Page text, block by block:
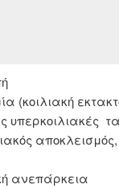
(κοιλιακή
υπερκοιλιακές
αποκλεισμός,
ανεπάρκεια